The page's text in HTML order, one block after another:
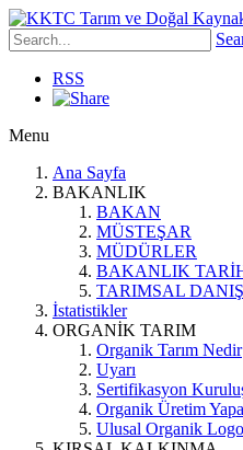
RSS
Menu
Ana Sayfa
BAKANLIK
BAKAN
MÜSTEŞAR
MÜDÜRLER
BAKANLIK
TARIMSAL
İstatistikler
ORGANİK TARIM
Organik Tarım Nedir
Uyarı
Sertifikasyon
Organik Üretim
Ulusal Organik